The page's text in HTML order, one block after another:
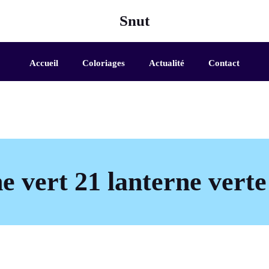
Snut
Accueil Coloriages Actualité Contact
vert 21 lanterne